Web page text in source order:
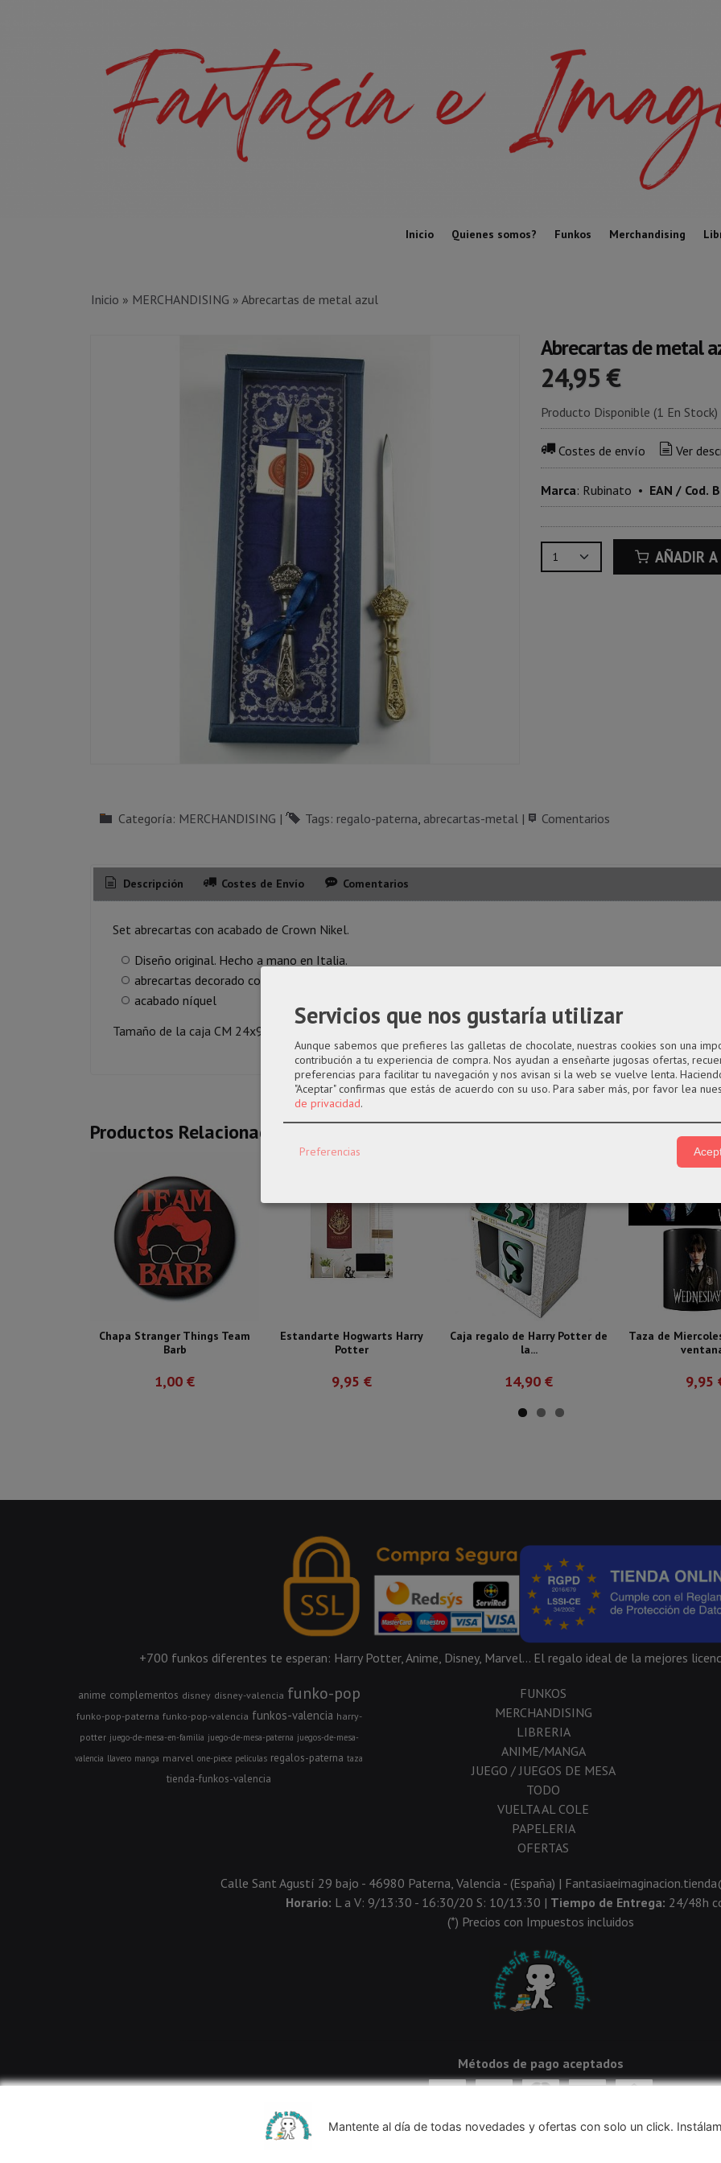
Inicio Quienes somos? Funkos Merchandising
Inicio » MERCHANDISING » Abrecartas de metal azul
Abrecartas de metal
24,95 €
Producto Disponible (1 En Stock)
Costes de envío Ver
Marca: Rubinato • EAN / Cod.
AÑADIR A
Categoría: MERCHANDISING | Tags: regalo-paterna abrecartas-metal | Comentarios
Descripción Costes de Envío Comentarios
Set abrecartas con acabado de Crown Nikel.
Diseño original. Hecho a mano en Italia.
abrecartas decorado corona
acabado níquel
Tamaño de la caja CM 24x9x2,5h
Productos Relacionados
Chapa Stranger Things Team
Barb
1,00 €
Estandarte Hogwarts Harry
Potter
9,95 €
Caja regalo de Harry Potter de
la...
14,90 €
Taza de
9,95
+700 funkos diferentes te esperan: Harry Potter, Anime, Disney, Marvel... El regalo ideal de la mejores
anime complementos disney disney-valencia funko-pop
funko-pop-paterna funko-pop-valencia funkos-valencia harry-
potter juego-de-mesa-en-familia juego-de-mesa-paterna juegos-de-mesa-
valencia llavero manga marvel one-piece peliculas regalos-paterna taza
tienda-funkos-valencia
FUNKOS
MERCHANDISING
LIBRERIA
ANIME/MANGA
JUEGO / JUEGOS DE MESA
TODO
VUELTA AL COLE
PAPELERIA
OFERTAS
Calle Sant Agustí 29 bajo - 46980 Paterna, Valencia - (España) |
Horario: L a V: 9/13:30 - 16:30/20 S: 10/13:30 | Tiempo de Entrega: 24/48h
(*) Precios con Impuestos incluidos
Métodos de pago aceptados
Mantente al día de todas novedades y ofertas con solo un click.
Servicios que nos gustaría utilizar
Aunque sabemos que prefieres las galletas de chocolate, nuestras cookies son una
contribución a tu experiencia de compra. Nos ayudan a enseñarte jugosas ofertas,
preferencias para facilitar tu navegación y nos avisan si la web se vuelve lenta.
"Aceptar" confirmas que estás de acuerdo con su uso. Para saber más, por favor lea
de privacidad.
Preferencias